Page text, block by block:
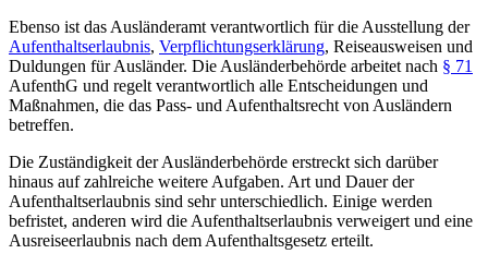
Ebenso ist das Ausländeramt verantwortlich für die Ausstellung der
Aufenthaltserlaubnis, Verpflichtungserklärung, Reiseausweisen und
Duldungen für Ausländer. Die Ausländerbehörde arbeitet nach § 71
AufenthG und regelt verantwortlich alle Entscheidungen und
Maßnahmen, die das Pass- und Aufenthaltsrecht von Ausländern
betreffen.
Die Zuständigkeit der Ausländerbehörde erstreckt sich darüber
hinaus auf zahlreiche weitere Aufgaben. Art und Dauer der
Aufenthaltserlaubnis sind sehr unterschiedlich. Einige werden
befristet, anderen wird die Aufenthaltserlaubnis verweigert und eine
Ausreiseerlaubnis nach dem Aufenthaltsgesetz erteilt.